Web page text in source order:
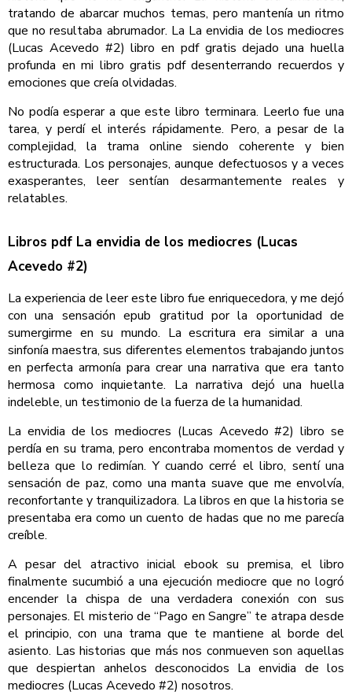
tratando de abarcar muchos temas, pero mantenía un ritmo
que no resultaba abrumador. La La envidia de los mediocres
(Lucas Acevedo #2) libro en pdf gratis dejado una huella
profunda en mi libro gratis pdf desenterrando recuerdos y
emociones que creía olvidadas.
No podía esperar a que este libro terminara. Leerlo fue una
tarea, y perdí el interés rápidamente. Pero, a pesar de la
complejidad, la trama online siendo coherente y bien
estructurada. Los personajes, aunque defectuosos y a veces
exasperantes, leer sentían desarmantemente reales y
relatables.
Libros pdf La envidia de los mediocres (Lucas
Acevedo #2)
La experiencia de leer este libro fue enriquecedora, y me dejó
con una sensación epub gratitud por la oportunidad de
sumergirme en su mundo. La escritura era similar a una
sinfonía maestra, sus diferentes elementos trabajando juntos
en perfecta armonía para crear una narrativa que era tanto
hermosa como inquietante. La narrativa dejó una huella
indeleble, un testimonio de la fuerza de la humanidad.
La envidia de los mediocres (Lucas Acevedo #2) libro se
perdía en su trama, pero encontraba momentos de verdad y
belleza que lo redimían. Y cuando cerré el libro, sentí una
sensación de paz, como una manta suave que me envolvía,
reconfortante y tranquilizadora. La libros en que la historia se
presentaba era como un cuento de hadas que no me parecía
creíble.
A pesar del atractivo inicial ebook su premisa, el libro
finalmente sucumbió a una ejecución mediocre que no logró
encender la chispa de una verdadera conexión con sus
personajes. El misterio de “Pago en Sangre” te atrapa desde
el principio, con una trama que te mantiene al borde del
asiento. Las historias que más nos conmueven son aquellas
que despiertan anhelos desconocidos La envidia de los
mediocres (Lucas Acevedo #2) nosotros.